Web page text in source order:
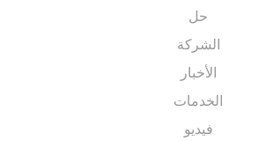
الشركة
الخدمات